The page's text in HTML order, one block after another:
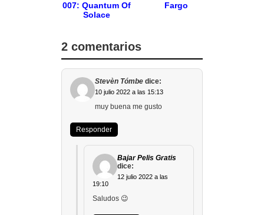
007: Quantum Of
Solace
Fargo
2 comentarios
Stevèn Tómbe dice:
10 julio 2022 a las 15:13
muy buena me gusto
Responder
Bajar Pelis Gratis
dice:
12 julio 2022 a las
19:10
Saludos 😉